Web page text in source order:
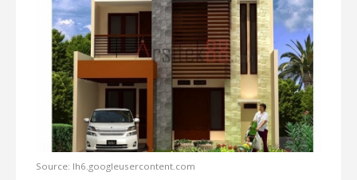
Source: lh6.googleusercontent.com